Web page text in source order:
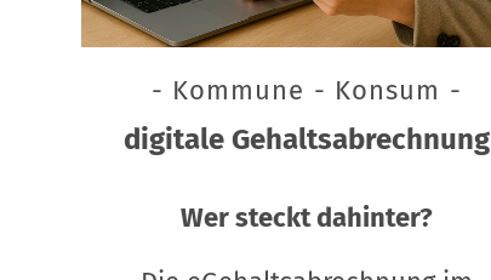
- Kommune - Konsum -
digitale Gehaltsabrechnung
Wer steckt dahinter?